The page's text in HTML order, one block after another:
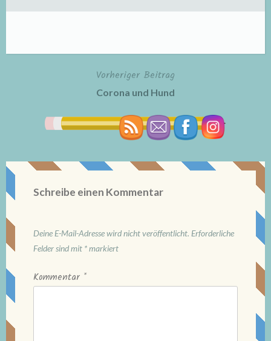
BeitragsnavigationVorheriger Beitrag
Corona und Hund
Schreibe einen Kommentar
Deine E-Mail-Adresse wird nicht veröffentlicht. Erforderliche
Felder sind mit *markiert
Kommentar *